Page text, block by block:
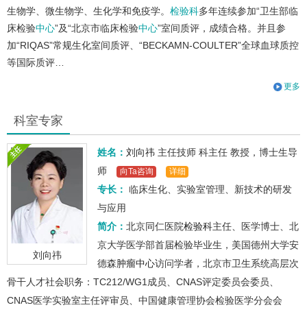
生物学、微生物学、生化学和免疫学。 检验科多年连续参加“卫生部临
床检验中心”及“北京市临床检验中心”室间质评，成绩合格。并且参
加“RIQAS”常规生化室间质评、“BECKAMN-COULTER”全球血球质控
等国际质评…
更多
科室专家
刘向祎
姓名： 刘向祎 主任技师 科主任 教授，博士生导
师
向Ta咨询 详细
专长： 临床生化、实验室管理、新技术的研发
与应用
简介： 北京同仁医院检验科主任、医学博士、北
京大学医学部首届检验毕业生，美国德州大学安
德森肿瘤中心访问学者，北京市卫生系统高层次
骨干人才社会职务：TC212/WG1成员、CNAS评定委员会委员、
CNAS医学实验室主任评审员、中国健康管理协会检验医学分会会